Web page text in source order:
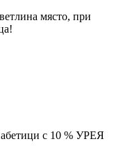
място, при